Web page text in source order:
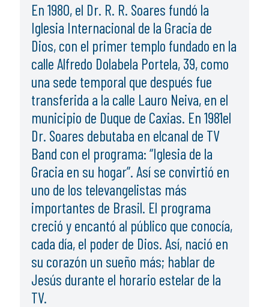
En 1980, el Dr. R. R. Soares fundó la
Iglesia Internacional de la Gracia de
Dios, con el primer templo fundado en la
calle Alfredo Dolabela Portela, 39, como
una sede temporal que después fue
transferida a la calle Lauro Neiva, en el
municipio de Duque de Caxias. En 1981el
Dr. Soares debutaba en elcanal de TV
Band con el programa: “Iglesia de la
Gracia en su hogar”. Así se convirtió en
uno de los televangelistas más
importantes de Brasil. El programa
creció y encantó al público que conocía,
cada día, el poder de Dios. Así, nació en
su corazón un sueño más; hablar de
Jesús durante el horario estelar de la
TV.